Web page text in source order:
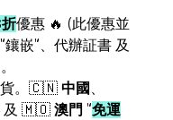
優惠 🔥 (此優惠並
鑲嵌"、代辦証書 及
貨。🇨🇳 中國 、
及 🇲🇴 澳門 "免運